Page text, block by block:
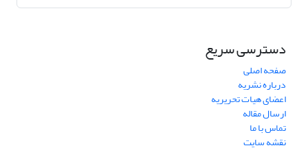
دسترسی سریع
صفحه اصلی
درباره نشریه
اعضای هیات تحریریه
ارسال مقاله
تماس با ما
نقشه سایت